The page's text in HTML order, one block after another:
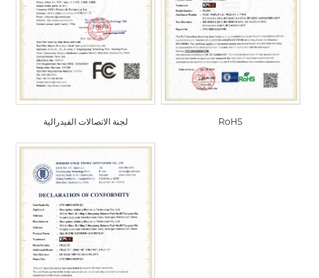
لجنة الاتصالات الفيدرالية RoHS